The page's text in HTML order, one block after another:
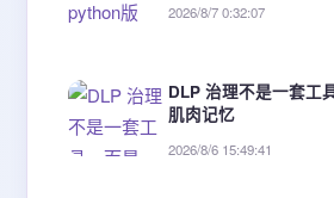
2026/8/7 0:32:07
DLP 治理不是一套工
肌肉记忆
2026/8/6 15:49:41